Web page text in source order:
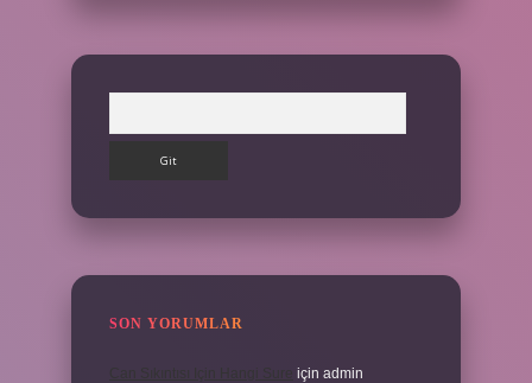
SON YORUMLAR
için admin